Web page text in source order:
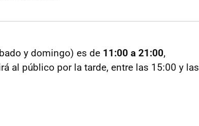
y domingo) es de 11:00 a 21:00,
al público por la tarde, entre las 15:00 y las